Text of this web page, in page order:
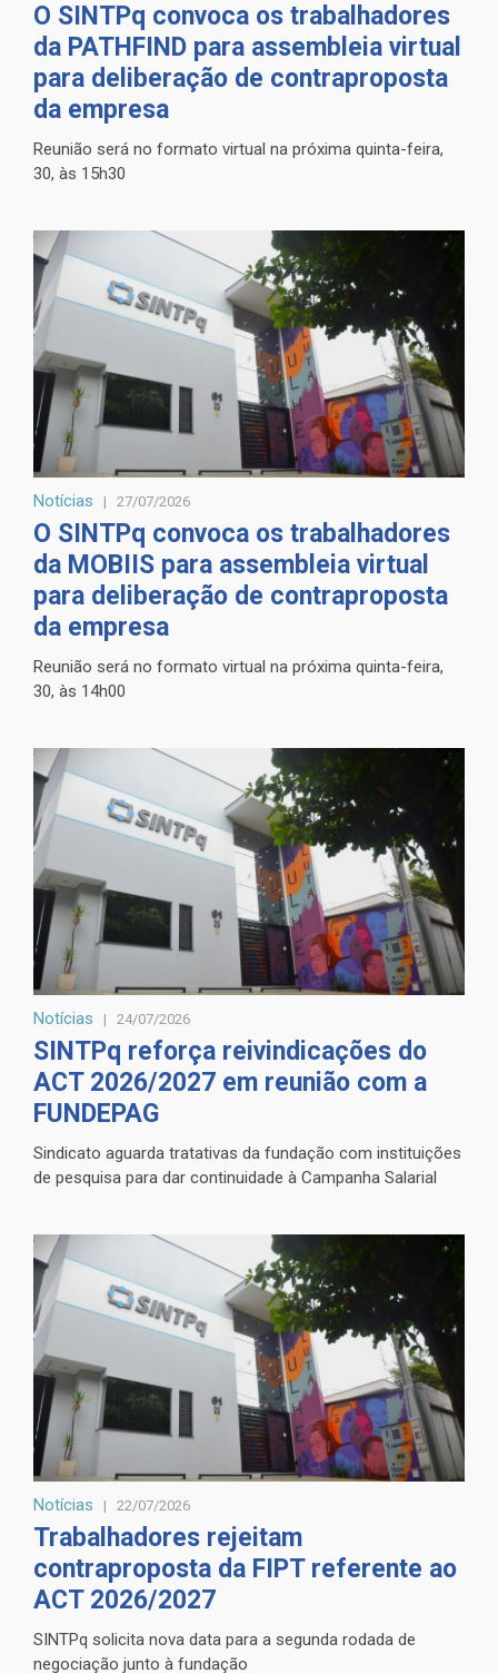
O SINTPq convoca os trabalhadores
da PATHFIND para assembleia virtual
para deliberação de contraproposta
da empresa
Reunião será no formato virtual na próxima quinta-feira,
30, às 15h30
Notícias 27/07/2026
O SINTPq convoca os trabalhadores
da MOBIIS para assembleia virtual
para deliberação de contraproposta
da empresa
Reunião será no formato virtual na próxima quinta-feira,
30, às 14h00
Notícias 24/07/2026
SINTPq reforça reivindicações do
ACT 2026/2027 em reunião com a
FUNDEPAG
Sindicato aguarda tratativas da fundação com instituições
de pesquisa para dar continuidade à Campanha Salarial
Notícias 22/07/2026
Trabalhadores rejeitam
contraproposta da FIPT referente ao
ACT 2026/2027
SINTPq solicita nova data para a segunda rodada de
negociação junto à fundação